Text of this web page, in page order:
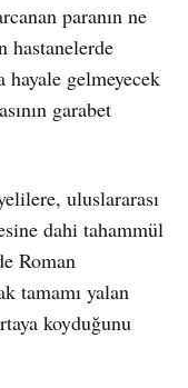
paranın ne
hastanelerde
hayale gelmeyecek
garabet
uluslararası
dahi tahammül
Roman
tamamı yalan
koyduğunu